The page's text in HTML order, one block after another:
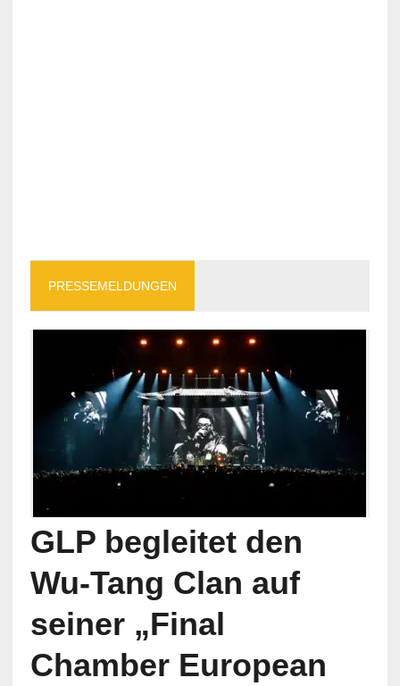
PRESSEMELDUNGEN
GLP begleitet den
Wu-Tang Clan auf
seiner „Final
Chamber European